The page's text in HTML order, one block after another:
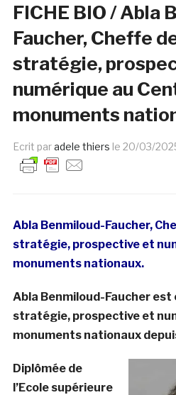
FICHE BIO / Abla
Faucher, Cheffe
stratégie,
numérique au
monuments
Ecrit paradele thiers le 20/03/
Abla Benmiloud-Faucher,
stratégie, prospective et
monuments nationaux.
Abla Benmiloud-Faucher est
stratégie, prospective et
monuments nationaux
Diplômée de
l’Ecole supérieure